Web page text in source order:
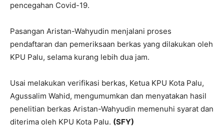
pencegahan Covid-19.
Pasangan Aristan-Wahyudin menjalani proses
pendaftaran dan pemeriksaan berkas yang dilakukan oleh
KPU Palu, selama kurang lebih dua jam.
Usai melakukan verifikasi berkas, Ketua KPU Kota Palu,
Agussalim Wahid, mengumumkan dan menyatakan hasil
penelitian berkas Aristan-Wahyudin memenuhi syarat dan
diterima oleh KPU Kota Palu. (SFY)